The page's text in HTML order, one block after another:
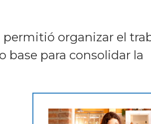
organizar el
para consolidar la